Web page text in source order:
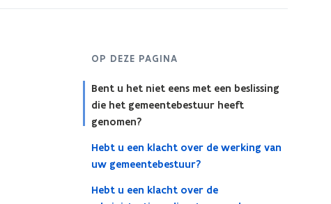
OP DEZE PAGINA
Bent u het niet eens met een beslissing
die het gemeentebestuur heeft
genomen?
Hebt u een klacht over de werking van
uw gemeentebestuur?
Hebt u een klacht over de